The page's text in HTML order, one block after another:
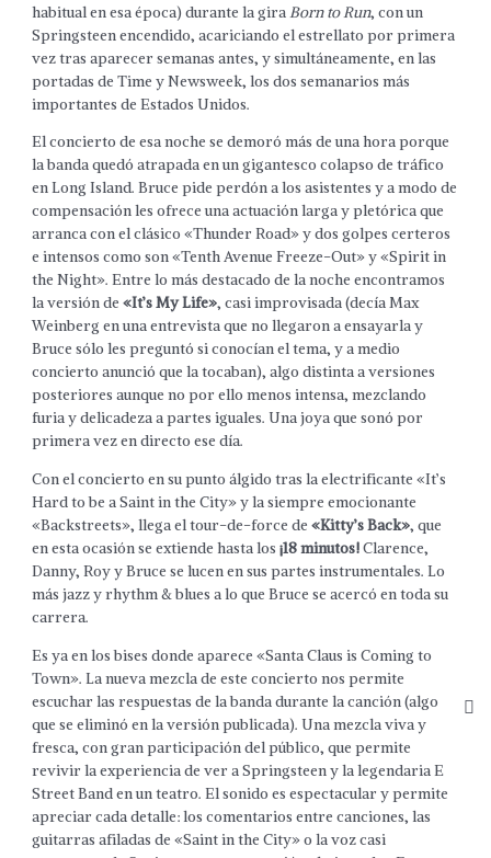
habitual en esa época) durante la giraBorn to Run, con un
Springsteen encendido, acariciando el estrellato por primera
vez tras aparecer semanas antes, y simultáneamente, en las
portadas de Time y Newsweek, los dos semanarios más
importantes de Estados Unidos.
El concierto de esa noche se demoró más de una hora porque
la banda quedó atrapada en un gigantesco colapso de tráfico
en Long Island. Bruce pide perdón a los asistentes y a modo de
compensación les ofrece una actuación larga y pletórica que
arranca con el clásico «Thunder Road» y dos golpes certeros
e intensos como son «Tenth Avenue Freeze-Out» y «Spirit in
the Night». Entre lo más destacado de la noche encontramos
la versión de«It’s My Life», casi improvisada (decía Max
Weinberg en una entrevista que no llegaron a ensayarla y
Bruce sólo les preguntó si conocían el tema, y a medio
concierto anunció que la tocaban), algo distinta a versiones
posteriores aunque no por ello menos intensa, mezclando
furia y delicadeza a partes iguales. Una joya que sonó por
primera vez en directo ese día.
Con el concierto en su punto álgido tras la electrificante «It’s
Hard to be a Saint in the City» y la siempre emocionante
«Backstreets», llega el tour-de-force de«Kitty’s Back», que
en esta ocasión se extiende hasta los¡18 minutos!Clarence,
Danny, Roy y Bruce se lucen en sus partes instrumentales. Lo
más jazz y rhythm & blues a lo que Bruce se acercó en toda su
carrera.
Es ya en los bises donde aparece «Santa Claus is Coming to
Town». La nueva mezcla de este concierto nos permite
escuchar las respuestas de la banda durante la canción (algo
que se eliminó en la versión publicada). Una mezcla viva y
fresca, con gran participación del público, que permite
revivir la experiencia de ver a Springsteen y la legendaria E
Street Band en un teatro. El sonido es espectacular y permite
apreciar cada detalle: los comentarios entre canciones, las
guitarras afiladas de «Saint in the City» o la voz casi